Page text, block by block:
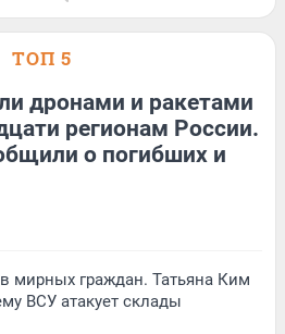
ТОП 5
дронами и ракетами
регионам России.
о погибших и
мирных граждан. Татьяна Ким
ВСУ атакует склады